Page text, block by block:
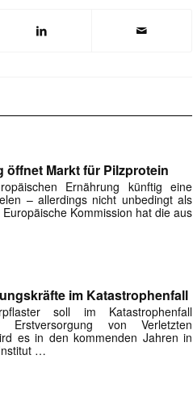
öffnet Markt für Pilzprotein
Ernährung künftig eine
– allerdings nicht unbedingt als
Kommission hat die aus
im Katastrophenfall
soll im Katastrophenfall
von Verletzten
es in den kommenden Jahren in
…